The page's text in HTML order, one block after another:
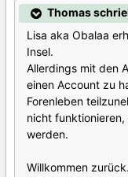
Thomas
Lisa aka Obalaa
Insel.
Allerdings mit den
einen Account zu
Forenleben
nicht
werden.
Willkommen zurück.